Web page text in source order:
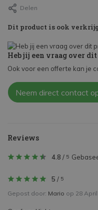
Delen
Dit product is ook
Heb jij een vraag over
Ook voor een offerte kan je
Neem direct contact
Reviews
4.8 / 5
5 / 5
Gepost door: Mario op 28